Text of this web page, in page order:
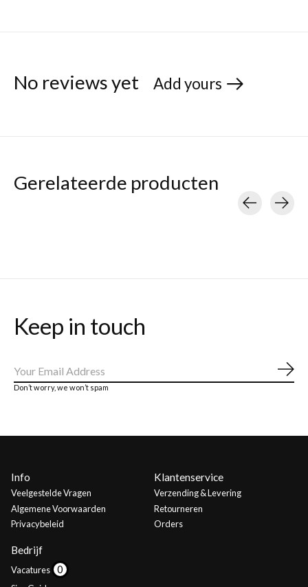
No reviews yet Add yours
Gerelateerde producten
Keep in touch
Don’t worry, we won’t spam
Info
Veelgestelde Vragen
Algemene Voorwaarden
Privacybeleid
Klantenservice
Verzending & Levering
Retourneren
Orders
Bedrijf
Vacatures